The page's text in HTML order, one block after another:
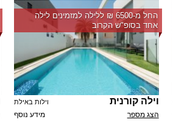
החל מ-‏6500 ₪ ללילה למזמינים לילה
אחד בסופ"ש הקרוב
וילה קורנית וילות באילת
מידע נוסף הצג מספר